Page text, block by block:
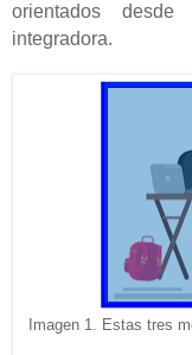
orientados
integradora.
Imagen 1. Estas tres